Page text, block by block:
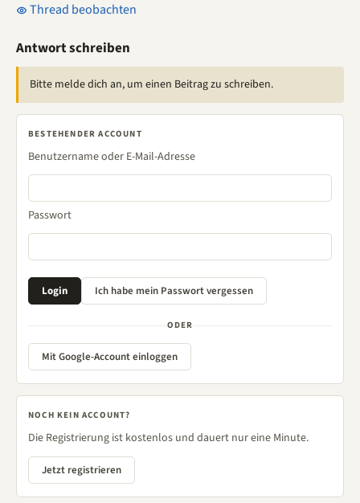
Thread beobachten
Antwort schreiben
Bitte melde dich an, um einen Beitrag zu schreiben.
BESTEHENDER ACCOUNT
Benutzername oder E-Mail-Adresse
Passwort
ODER
Mit Google-Account einloggen
NOCH KEIN ACCOUNT?
Die Registrierung ist kostenlos und dauert nur eine Minute.
Jetzt registrieren